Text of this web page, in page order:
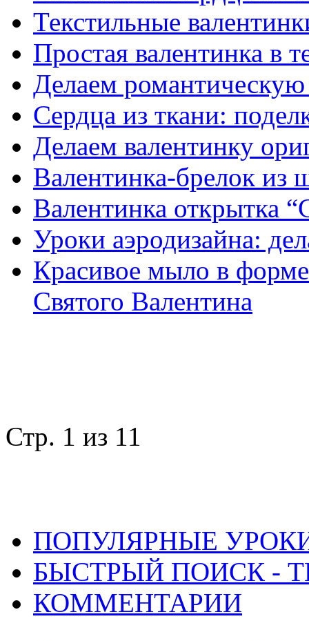
Текстильные
Простая валентинка в
Делаем
Сердца из ткани:
Делаем валентинку
Валентинка-брелок из
Валентинка
Уроки аэродизайна:
Красивое мыло в
Святого Валентина
Стр. 1 из 11
ПОПУЛЯРНЫЕ
БЫСТРЫЙ ПОИСК -
КОММЕНТАРИИ